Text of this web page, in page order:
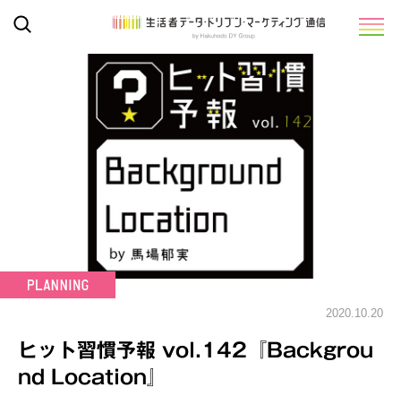
2020.10.20
ヒット習慣予報 vol.142『Backgrou
nd Location』